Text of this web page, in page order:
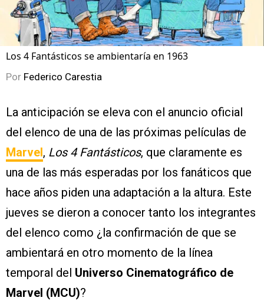
Los 4 Fantásticos se ambientaría en 1963
Por Federico Carestia
La anticipación se eleva con el anuncio oficial
del elenco de una de las próximas películas de
Marvel , Los 4 Fantásticos, que claramente es
una de las más esperadas por los fanáticos que
hace años piden una adaptación a la altura. Este
jueves se dieron a conocer tanto los integrantes
del elenco como ¿la confirmación de que se
ambientará en otro momento de la línea
temporal del Universo Cinematográfico de
Marvel (MCU)?